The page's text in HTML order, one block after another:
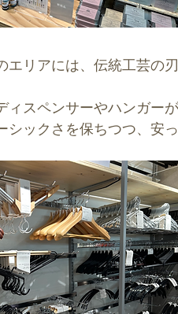
エリアには、伝統工芸の
ィスペンサーやハンガーが
シックさを保ちつつ、安